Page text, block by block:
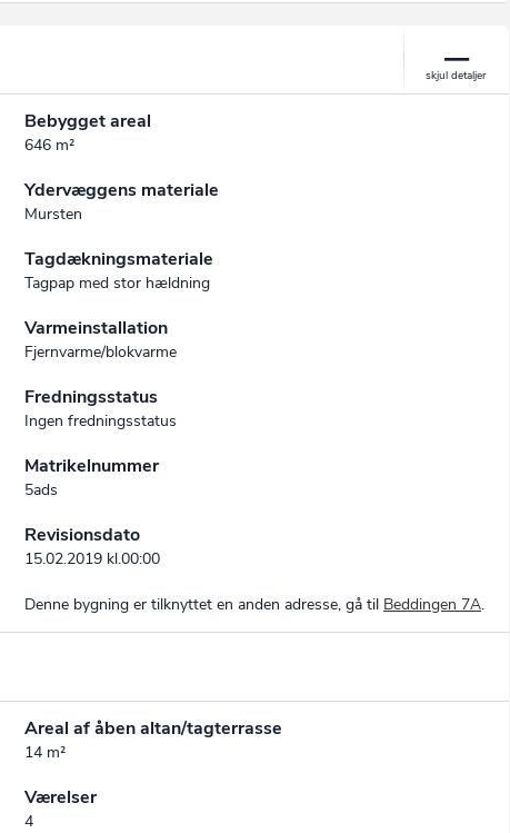
Bebygget areal
646 m²
Ydervæggens materiale
Mursten
Tagdækningsmateriale
Tagpap med stor hældning
Varmeinstallation
Fjernvarme/blokvarme
Fredningsstatus
Ingen fredningsstatus
Matrikelnummer
5ads
Revisionsdato
15.02.2019 kl.00:00
Denne bygning er tilknyttet en anden adresse, gå til Beddingen 7A.
Areal af åben altan/tagterrasse
14 m²
Værelser
4